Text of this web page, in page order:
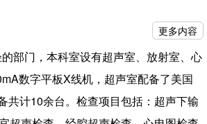
更多内容
部门，本科室设有超声室、放射室、心
数字平板X线机，超声室配备了美国
共计10余台。检查项目包括：超声下输